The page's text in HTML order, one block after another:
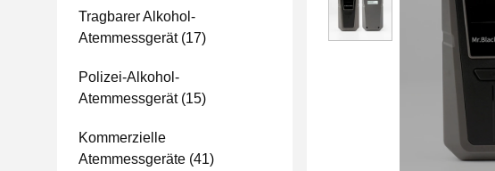
Tragbarer Alkohol-
Atemmessgerät(17)
Polizei-Alkohol-
Atemmessgerät(15)
Kommerzielle
Atemmessgeräte (41)